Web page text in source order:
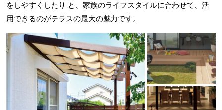
をしやすくしたり と、家族のライフスタイルに合わせて、活
用できるのがテラスの最大の魅力です。